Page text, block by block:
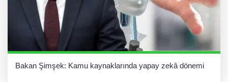
Bakan Şimşek: Kamu kaynaklarında yapay zekâ dönemi